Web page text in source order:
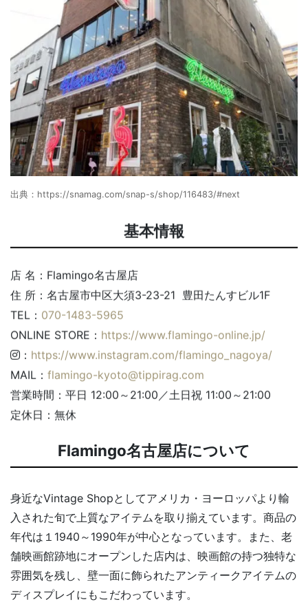
出典： https://snamag.com/snap-s/shop/116483/#next
基本情報
店 名：Flamingo名古屋店
住 所：名古屋市中区大須3-23-21 豊田たんすビル1F
TEL： 070-1483-5965
ONLINE STORE： https://www.flamingo-online.jp/
： https://www.instagram.com/flamingo_nagoya/
MAIL： flamingo-kyoto@tippirag.com
営業時間：平日 12:00～21:00／土日祝 11:00～21:00
定休日：無休
Flamingo名古屋店について
身近なVintage Shopとしてアメリカ・ヨーロッパより輸
入された旬で上質なアイテムを取り揃えています。商品の
年代は１1940～1990年が中心となっています。また、老
舗映画館跡地にオープンした店内は、映画館の持つ独特な
雰囲気を残し、壁一面に飾られたアンティークアイテムの
ディスプレイにもこだわっています。